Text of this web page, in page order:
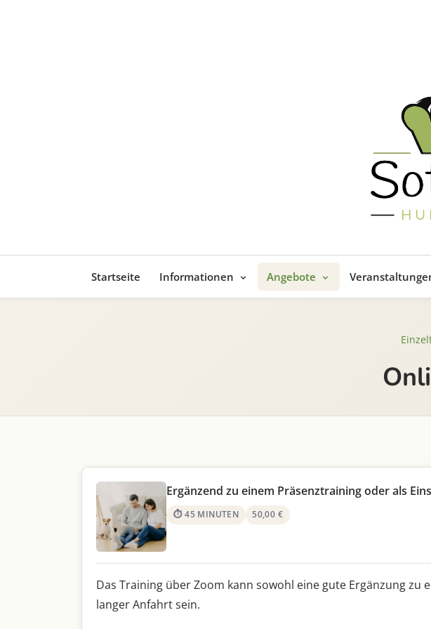
Startseite Informationen Angebote
Ergänzend zu einem Präsenztraining oder als
⏱ 45 MINUTEN 50,00 €
Das Training über Zoom kann sowohl eine gute Ergänzung
langer Anfahrt sein.